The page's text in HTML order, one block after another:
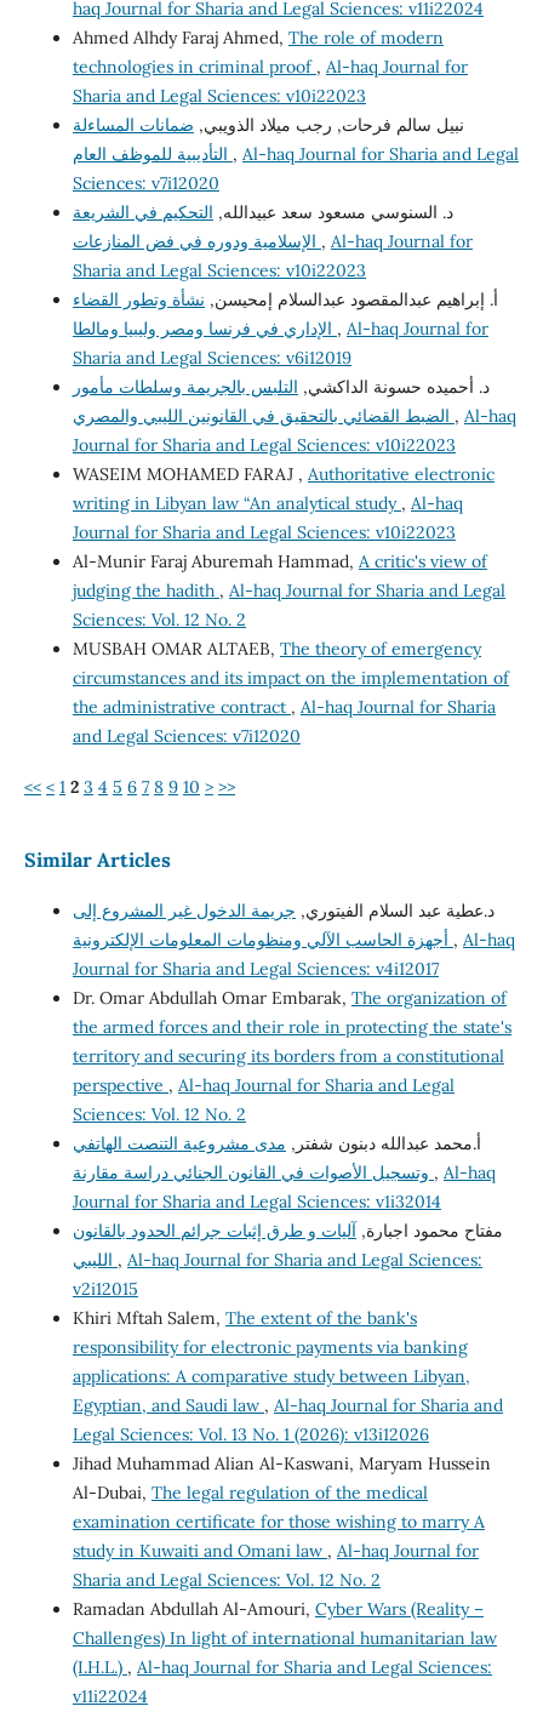
haq Journal for Sharia and Legal Sciences: v11i22024
Ahmed Alhdy Faraj Ahmed, The role of modern
technologies in criminal proof , Al-haq Journal for
Sharia and Legal Sciences: v10i22023
نبيل سالم فرحات, رجب ميلاد الذويبي, ضمانات المساءلة
, Al-haq Journal for Sharia and Legal
Sciences: v7i12020
د. السنوسي مسعود سعد عبيدالله, التحكيم في الشريعة
, Al-haq Journal for
Sharia and Legal Sciences: v10i22023
أ. إبراهيم عبدالمقصود عبدالسلام إمحيسن, نشأة وتطور القضاء
, Al-haq Journal for
Sharia and Legal Sciences: v6i12019
د. أحميده حسونة الداكشي, التلبس بالجريمة وسلطات مأمور
, Al-haq
Journal for Sharia and Legal Sciences: v10i22023
WASEIM MOHAMED FARAJ , Authoritative electronic
writing in Libyan law “An analytical study , Al-haq
Journal for Sharia and Legal Sciences: v10i22023
Al-Munir Faraj Aburemah Hammad, A critic's view of
judging the hadith , Al-haq Journal for Sharia and Legal
Sciences: Vol. 12 No. 2
MUSBAH OMAR ALTAEB, The theory of emergency
circumstances and its impact on the implementation of
the administrative contract , Al-haq Journal for Sharia
and Legal Sciences: v7i12020
<< < 1 2 3 4 5 6 7 8 9 10 > >>
Similar Articles
د.عطية عبد السلام الفيتوري, جريمة الدخول غير المشروع إلى
, Al-haq
Journal for Sharia and Legal Sciences: v4i12017
Dr. Omar Abdullah Omar Embarak, The organization of
the armed forces and their role in protecting the state's
territory and securing its borders from a constitutional
perspective , Al-haq Journal for Sharia and Legal
Sciences: Vol. 12 No. 2
أ.محمد عبدالله دبنون شفتر, مدى مشروعية التنصت الهاتفي
, Al-haq
Journal for Sharia and Legal Sciences: v1i32014
مفتاح محمود اجبارة,آليات و طرق إثبات جرائم الحدود بالقانون
, Al-haq Journal for Sharia and Legal Sciences:
v2i12015
Khiri Mftah Salem, The extent of the bank's
responsibility for electronic payments via banking
applications: A comparative study between Libyan,
Egyptian, and Saudi law , Al-haq Journal for Sharia and
Legal Sciences: Vol. 13 No. 1 (2026): v13i12026
Jihad Muhammad Alian Al-Kaswani, Maryam Hussein
Al-Dubai, The legal regulation of the medical
examination certificate for those wishing to marry A
study in Kuwaiti and Omani law , Al-haq Journal for
Sharia and Legal Sciences: Vol. 12 No. 2
Ramadan Abdullah Al-Amouri, Cyber Wars (Reality –
Challenges) In light of international humanitarian law
(I.H.L.) , Al-haq Journal for Sharia and Legal Sciences:
v11i22024